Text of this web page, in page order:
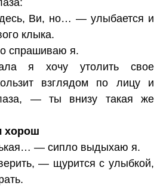
Ви, но… — улыбается и
клыка.
спрашиваю я.
я хочу утолить свое
взглядом по лицу и
— ты внизу такая же
хорош
— сипло выдыхаю я.
— щурится с улыбкой,